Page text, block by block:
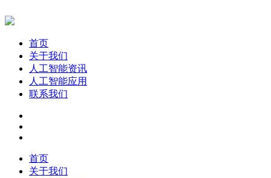
首页
关于我们
人工智能资讯
人工智能应用
联系我们
首页
关于我们